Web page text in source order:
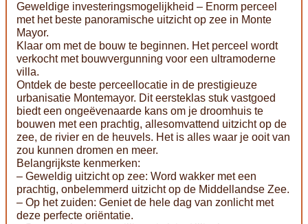
Geweldige investeringsmogelijkheid – Enorm perceel
met het beste panoramische uitzicht op zee in Monte
Mayor.
Klaar om met de bouw te beginnen. Het perceel wordt
verkocht met bouwvergunning voor een ultramoderne
villa.
Ontdek de beste perceellocatie in de prestigieuze
urbanisatie Montemayor. Dit eersteklas stuk vastgoed
biedt een ongeëvenaarde kans om je droomhuis te
bouwen met een prachtig, allesomvattend uitzicht op de
zee, de rivier en de heuvels. Het is alles waar je ooit van
zou kunnen dromen en meer.
Belangrijkste kenmerken:
– Geweldig uitzicht op zee: Word wakker met een
prachtig, onbelemmerd uitzicht op de Middellandse Zee.
– Op het zuiden: Geniet de hele dag van zonlicht met
deze perfecte oriëntatie.